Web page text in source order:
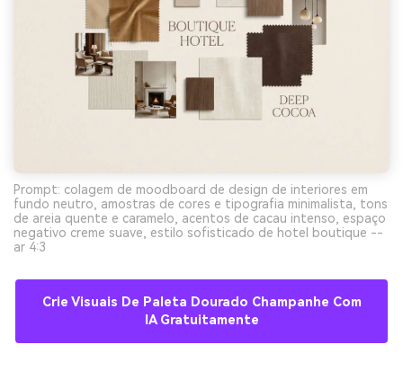
Prompt: colagem de moodboard de design de interiores em
fundo neutro, amostras de cores e tipografia minimalista, tons
de areia quente e caramelo, acentos de cacau intenso, espaço
negativo creme suave, estilo sofisticado de hotel boutique --
ar 4:3
Crie Visuais De Paleta Dourado Champanhe Com
IA Gratuitamente